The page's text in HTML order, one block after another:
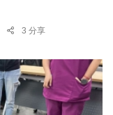
3 分享